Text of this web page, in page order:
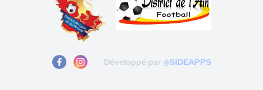
Développé par @SIDEAPPS